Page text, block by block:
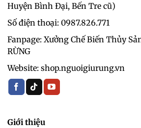
Huyện Bình Đại, Bến Tre cũ)
Số điện thoại: 0987.826.771‬
Fanpage: Xưởng Chế Biến Thủy
RỪNG
Website: shop.nguoigiurung.vn
Giới thiệu